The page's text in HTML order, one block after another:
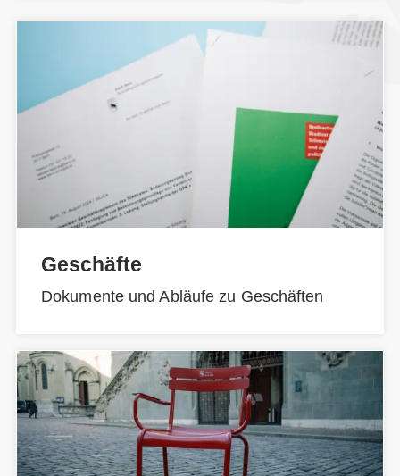
Geschäfte
Dokumente und Abläufe zu Geschäften